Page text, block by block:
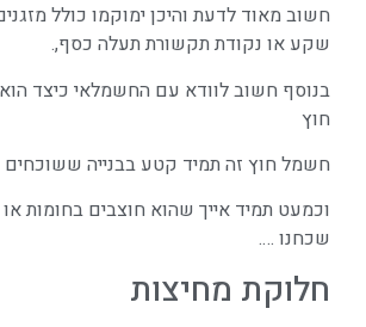
חשוב מאוד לדעת והיכן ימוקמו כולל
שקע או נקודת תקשורת תעלה כסף,.
בנוסף חשוב לוודא עם החשמלאי כיצד
חוץ
חשמל חוץ זה תמיד קטע בבנייה ששוכחים
וכמעט תמיד אייך שהוא חוצבים בחומות או
שכחנו ….
חלוקת מחיצות